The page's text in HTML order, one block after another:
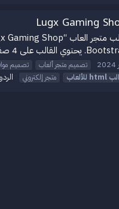
تصميم متجر ألعاب تصميم
html للألعاب متجر إلكتروني